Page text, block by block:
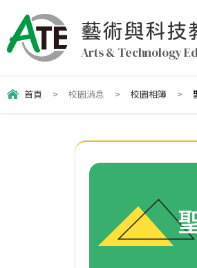
藝術與科技
Arts & Technology
首頁 > 校園消息 > 校園相簿 >